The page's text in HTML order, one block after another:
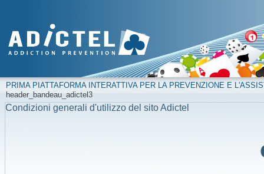
PRIMA PIATTAFORMA INTERATTIVA PER LA PREVENZIONE E
header_bandeau_adictel3
Condizioni generali d'utilizzo del sito Adictel